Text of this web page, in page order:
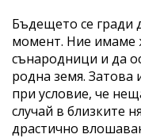
Бъдещето се гради
момент. Ние имаме
сънародници и да
родна земя. Затова
при условие, че
случай в близките
драстично